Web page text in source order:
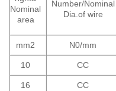
Nominal
area
Number/Nominal
Dia.of wire
mm2 N0/mm
10 CC
16 CC